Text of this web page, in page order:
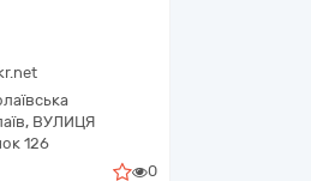
ВУЛИЦЯ
126
0